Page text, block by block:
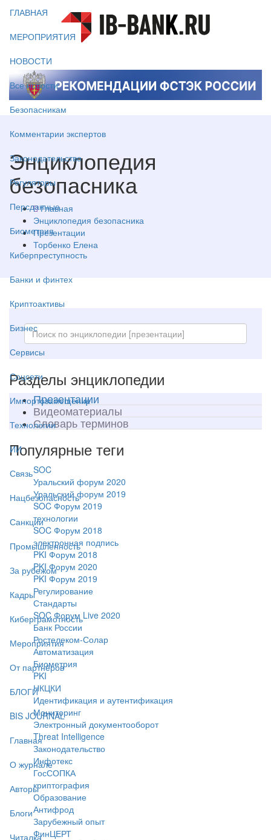
ГЛАВНАЯ
МЕРОПРИЯТИЯ
НОВОСТИ
Все новости
Безопасникам
Комментарии экспертов
Законодательство
Регуляторы
Персданные
Биометрия
Киберпреступность
Банки и финтех
Криптоактивы
Бизнес
Сервисы
Соцсети
Импортозамещение
Технологии
ИИ
Связь
Нацбезопасность
Санкции
Промышленность
За рубежом
Кадры
Киберграмотность
Мероприятия
От партнёров
БЛОГИ
BIS JOURNAL
Главная
О журнале
Авторы
Блоги
Читалка
Энциклопедия
безопасника
Главная
Энциклопедия безопасника
Презентации
Торбенко Елена
Разделы энциклопедии
Презентации
Видеоматериалы
Словарь терминов
Популярные теги
SOC
Уральский форум 2020
Уральский форум 2019
SOC Форум 2019
технологии
SOC Форум 2018
электронная подпись
PKI Форум 2018
PKI Форум 2020
PKI Форум 2019
Регулирование
Стандарты
SOC Форум Live 2020
Банк России
Ростелеком-Солар
Автоматизация
Биометрия
PKI
НКЦКИ
Идентификация и аутентификация
Мониторинг
Электронный документооборот
Threat Intelligence
Законодательство
Инфотекс
ГосСОПКА
криптография
Образование
Антифрод
Зарубежный опыт
ФинЦЕРТ